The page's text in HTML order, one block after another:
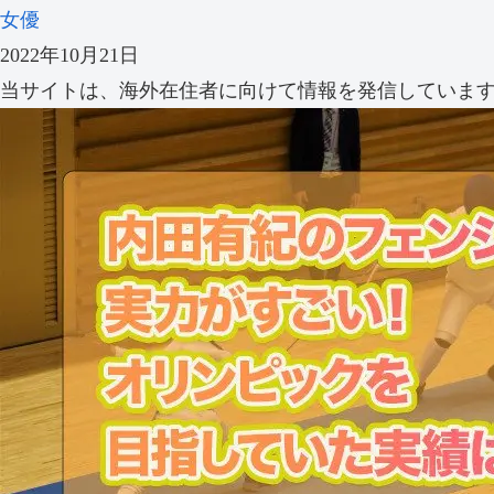
女優
2022年10月21日
当サイトは、海外在住者に向けて情報を発信していま